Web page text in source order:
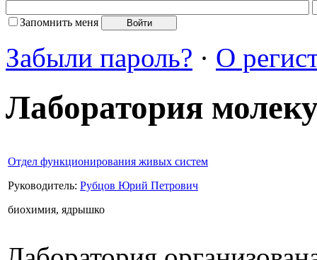
Запомнить меня
Забыли пароль? · О
Лаборатория
Отдел функционирования живых систем
Руководитель: Рубцов Юрий Петрович
биохимия, ядрышко